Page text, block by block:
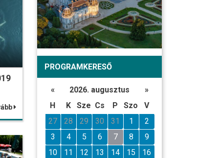
PROGRAMKERESŐ
« 2026. augusztus
»
H
K Sze Cs P Szo
V
27
28 29 30 31 1
2
3
4 5 6 7 8
9
10
11 12 13 14 15
16